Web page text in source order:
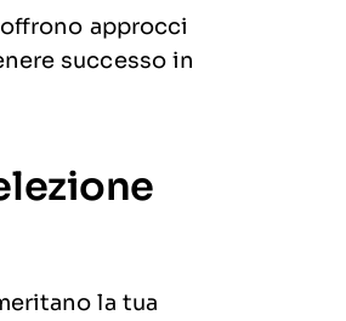
approcci
successo in
la tua